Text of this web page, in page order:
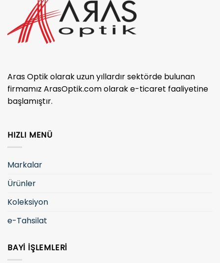
Aras Optik olarak uzun yıllardır sektörde bulunan
firmamız ArasOptik.com olarak e-ticaret faaliyetine
başlamıştır.
HIZLI MENÜ
Markalar
Ürünler
Koleksiyon
e-Tahsilat
BAYI İŞLEMLERI